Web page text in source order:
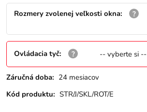
Rozmery zvolenej veľkosti okna:
Ovládacia tyč: -- vyberte si --
Záručná doba: 24 mesiacov
Kód produktu: STR/J/SKL/ROT/E